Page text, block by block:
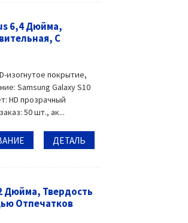
6,4 Дюйма,
С
изогнутое покрытие,
Samsung Galaxy S10
HD прозрачный
50 шт., ак...
ДЕТАЛЬ
Дюйма, Твердость
Отпечатков